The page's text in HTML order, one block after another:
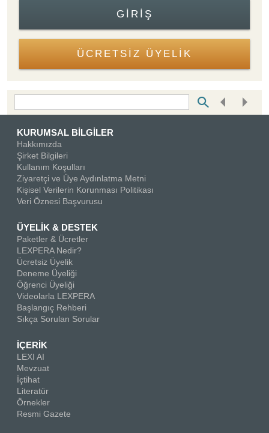
GIRIŞ
ÜCRETSİZ ÜYELİK
KURUMSAL BİLGİLER
Hakkımızda
Şirket Bilgileri
Kullanım Koşulları
Ziyaretçi ve Üye Aydınlatma Metni
Kişisel Verilerin Korunması Politikası
Veri Öznesi Başvurusu
ÜYELİK & DESTEK
Paketler & Ücretler
LEXPERA Nedir?
Ücretsiz Üyelik
Deneme Üyeliği
Öğrenci Üyeliği
Videolarla LEXPERA
Başlangıç Rehberi
Sıkça Sorulan Sorular
İÇERİK
LEXI AI
Mevzuat
İçtihat
Literatür
Örnekler
Resmi Gazete